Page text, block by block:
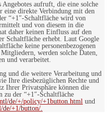
Angebotes aufruft, die eine solche
eine direkte Verbindung mit den
“+1″-Schaltfläche wird von
und von diesem in die
daher keinen Einfluss auf den
Schaltfläche erhebt. Laut Google
keine personenbezogenen
werden solche Daten,
und verarbeitet.
und die weitere Verarbeitung und
Ihre diesbezüglichen Rechte und
Ihrer Privatsphäre können die
zu der “+1″-Schaltfläche
de/+/policy/+1button.html und
+1/button/.